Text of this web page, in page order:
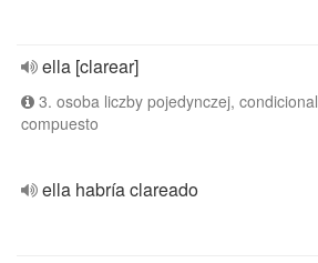
ella [clarear]
3. osoba liczby pojedynczej, condicional
compuesto
ella habría clareado